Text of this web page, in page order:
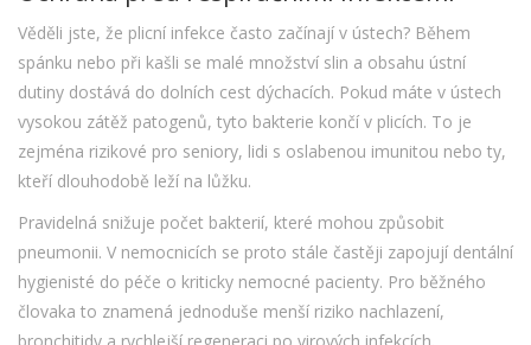
Věděli jste, že plicní infekce často začínají v ústech? Během
spánku nebo při kašli se malé množství slin a obsahu ústní
dutiny dostává do dolních cest dýchacích. Pokud máte v ústech
vysokou zátěž patogenů, tyto bakterie končí v plicích. To je
zejména rizikové pro seniory, lidi s oslabenou imunitou nebo ty,
kteří dlouhodobě leží na lůžku.
Pravidelná snižuje počet bakterií, které mohou způsobit
pneumonii. V nemocnicích se proto stále častěji zapojují dentální
hygienisté do péče o kriticky nemocné pacienty. Pro běžného
človaka to znamená jednoduše menší riziko nachlazení,